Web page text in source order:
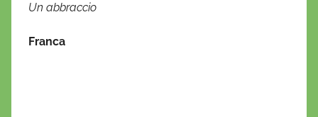
Un abbraccio
Franca